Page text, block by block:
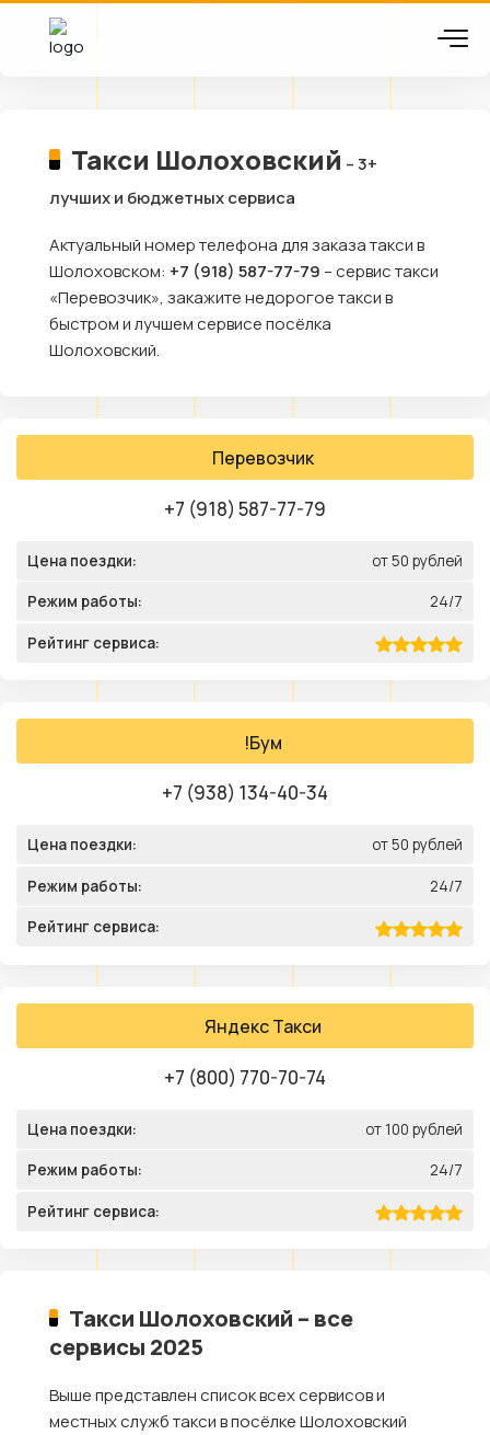
Такси Шолоховский – 3+
лучших и бюджетных сервиса
Актуальный номер телефона для заказа такси в
Шолоховском: +7 (918) 587-77-79 – сервис такси
«Перевозчик», закажите недорогое такси в
быстром и лучшем сервисе посёлка
Шолоховский.
Перевозчик
+7 (918) 587-77-79
Цена поездки: от 50 рублей
Режим работы: 24/7
Рейтинг сервиса:
!Бум
+7 (938) 134-40-34
Цена поездки: от 50 рублей
Режим работы: 24/7
Рейтинг сервиса:
Яндекс Такси
+7 (800) 770-70-74
Цена поездки: от 100 рублей
Режим работы: 24/7
Рейтинг сервиса:
Такси Шолоховский – все
сервисы 2025
Выше представлен список всех сервисов и
местных служб такси в посёлке Шолоховский